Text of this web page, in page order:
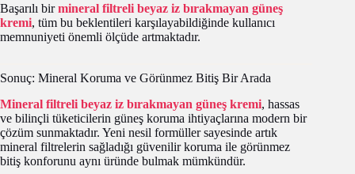
Başarılı birmineral filtreli beyaz iz bırakmayan güneş
kremi, tüm bu beklentileri karşılayabildiğinde kullanıcı
memnuniyeti önemli ölçüde artmaktadır.
Sonuç: Mineral Koruma ve Görünmez Bitiş Bir Arada
Mineral filtreli beyaz iz bırakmayan güneş kremi, hassas
ve bilinçli tüketicilerin güneş koruma ihtiyaçlarına modern bir
çözüm sunmaktadır. Yeni nesil formüller sayesinde artık
mineral filtrelerin sağladığı güvenilir koruma ile görünmez
bitiş konforunu aynı üründe bulmak mümkündür.